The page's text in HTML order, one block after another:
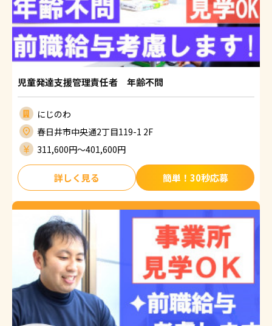
児童発達支援管理責任者 年齢不問
にじのわ
春日井市中央通2丁目119-1 2F
311,600円〜401,600円
詳しく見る 簡単！30秒応募